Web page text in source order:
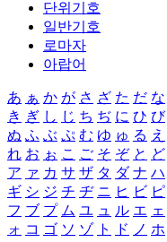
단위기호
일반기호
로마자
아랍어
あ ぁ か が さ ざ た だ な
き ぎ し じ ち ぢ に ひ び
ぬ ふ ぶ ぷ む ゆ ゅ る え
れ お ぉ こ ご そ ぞ と ど
ア ァ カ サ ザ タ ダ ナ ハ
ギ シ ジ チ ヂ ニ ヒ ビ ピ
フ ブ プ ム ユ ュ ル エ ェ
ォ コ ゴ ソ ゾ ト ド ノ ホ